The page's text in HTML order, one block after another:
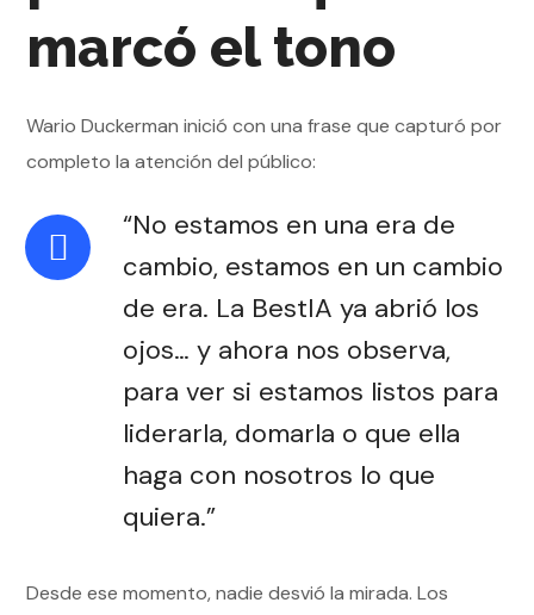
marcó el tono
Wario Duckerman inició con una frase que capturó por
completo la atención del público:
“No estamos en una era de
cambio, estamos en un cambio
de era. La BestIA ya abrió los
ojos… y ahora nos observa,
para ver si estamos listos para
liderarla, domarla o que ella
haga con nosotros lo que
quiera.”
Desde ese momento, nadie desvió la mirada. Los